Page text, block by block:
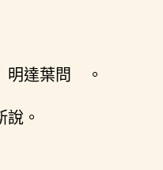
明達葉問 。
說。